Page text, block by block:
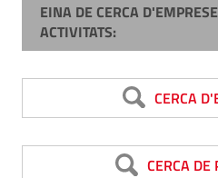
EINA DE CERCA
ACTIVITATS:
CERCA
CERCA DE